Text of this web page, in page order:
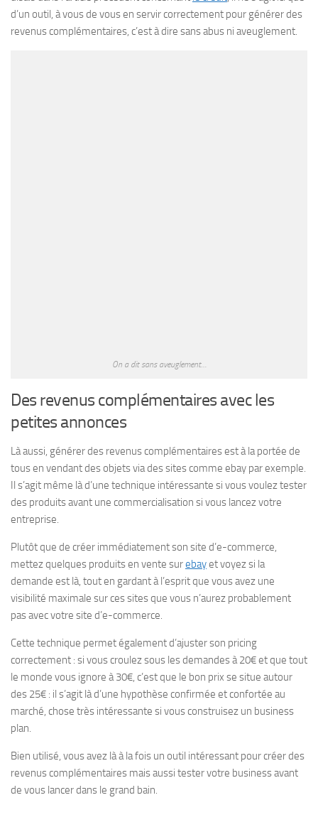
d’un outil, à vous de vous en servir correctement pour générer des
revenus complémentaires, c’est à dire sans abus ni aveuglement.
On a dit sans aveuglement…
Des revenus complémentaires avec les
petites annonces
Là aussi, générer des revenus complémentaires est à la portée de
tous en vendant des objets via des sites comme ebay par exemple.
Il s’agit même là d’une technique intéressante si vous voulez tester
des produits avant une commercialisation si vous lancez votre
entreprise.
Plutôt que de créer immédiatement son site d’e-commerce,
mettez quelques produits en vente surebayet voyez si la
demande est là, tout en gardant à l’esprit que vous avez une
visibilité maximale sur ces sites que vous n’aurez probablement
pas avec votre site d’e-commerce.
Cette technique permet également d’ajuster son pricing
correctement : si vous croulez sous les demandes à 20€ et que tout
le monde vous ignore à 30€, c’est que le bon prix se situe autour
des 25€ : il s’agit là d’une hypothèse confirmée et confortée au
marché, chose très intéressante si vous construisez un business
plan.
Bien utilisé, vous avez là à la fois un outil intéressant pour créer des
revenus complémentaires mais aussi tester votre business avant
de vous lancer dans le grand bain.